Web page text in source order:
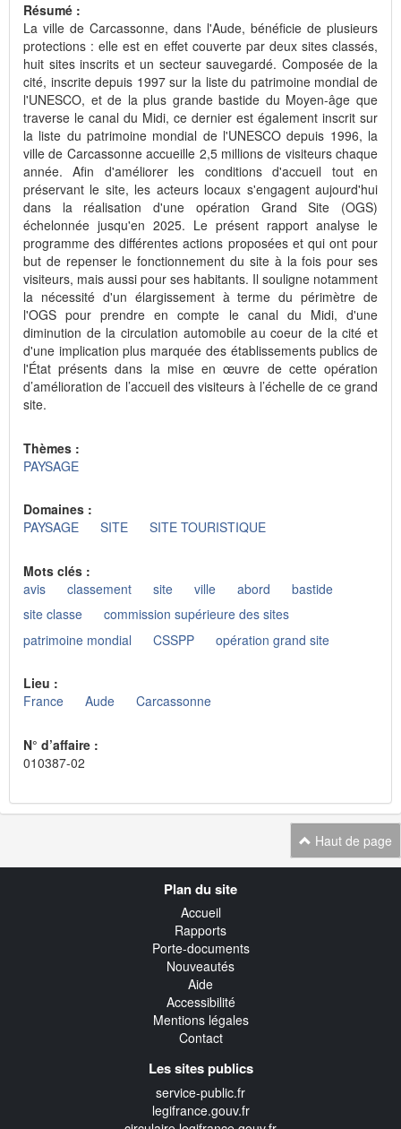
Résumé :
La ville de Carcassonne, dans l'Aude, bénéficie de plusieurs
protections : elle est en effet couverte par deux sites classés,
huit sites inscrits et un secteur sauvegardé. Composée de la
cité, inscrite depuis 1997 sur la liste du patrimoine mondial de
l'UNESCO, et de la plus grande bastide du Moyen-âge que
traverse le canal du Midi, ce dernier est également inscrit sur
la liste du patrimoine mondial de l'UNESCO depuis 1996, la
ville de Carcassonne accueille 2,5 millions de visiteurs chaque
année. Afin d'améliorer les conditions d'accueil tout en
préservant le site, les acteurs locaux s'engagent aujourd'hui
dans la réalisation d'une opération Grand Site (OGS)
échelonnée jusqu'en 2025. Le présent rapport analyse le
programme des différentes actions proposées et qui ont pour
but de repenser le fonctionnement du site à la fois pour ses
visiteurs, mais aussi pour ses habitants. Il souligne notamment
la nécessité d'un élargissement à terme du périmètre de
l'OGS pour prendre en compte le canal du Midi, d'une
diminution de la circulation automobile au coeur de la cité et
d'une implication plus marquée des établissements publics de
l'État présents dans la mise en œuvre de cette opération
d’amélioration de l’accueil des visiteurs à l’échelle de ce grand
site.
Thèmes :
PAYSAGE
Domaines :
PAYSAGE
SITE SITE TOURISTIQUE
Mots clés :
avis
classement site ville abord
bastide
site classe
commission supérieure des sites
patrimoine mondial
CSSPP opération grand site
Lieu :
France
Aude Carcassonne
N° d’affaire :
010387-02
Haut de page
Plan du site
Accueil
Rapports
Porte-documents
Nouveautés
Aide
Accessibilité
Mentions légales
Contact
Les sites publics
service-public.fr
legifrance.gouv.fr